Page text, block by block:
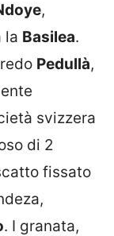
,
la Basilea.
Pedullà,
svizzera
di 2
fissato
. I granata,